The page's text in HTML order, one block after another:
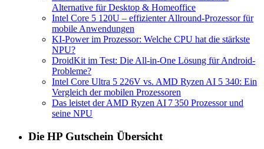
Alternative für Desktop & Homeoffice
Intel Core 5 120U – effizienter Allround-Prozessor für
mobile Anwendungen
KI-Power im Prozessor: Welche CPU hat die stärkste
NPU?
DroidKit im Test: Die All-in-One Lösung für Android-
Probleme?
Intel Core Ultra 5 226V vs. AMD Ryzen AI 5 340: Ein
Vergleich der mobilen Prozessoren
Das leistet der AMD Ryzen AI 7 350 Prozessor und
seine NPU
Die HP Gutschein Übersicht